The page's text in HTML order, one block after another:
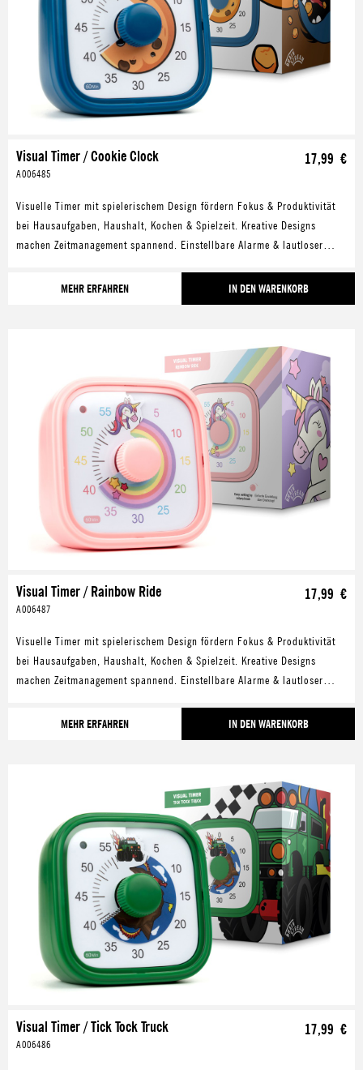
Visual Timer / Cookie Clock
A006485
17,99 €
Visuelle Timer mit spielerischem Design fördern Fokus & Produktivität
bei Hausaufgaben, Haushalt, Kochen & Spielzeit. Kreative Designs
machen Zeitmanagement spannend. Einstellbare Alarme & lautloser
MEHR ERFAHREN
IN DEN WARENKORB
Visual Timer / Rainbow Ride
A006487
17,99 €
Visuelle Timer mit spielerischem Design fördern Fokus & Produktivität
bei Hausaufgaben, Haushalt, Kochen & Spielzeit. Kreative Designs
machen Zeitmanagement spannend. Einstellbare Alarme & lautloser
MEHR ERFAHREN
IN DEN WARENKORB
Visual Timer / Tick Tock Truck
A006486
17,99 €